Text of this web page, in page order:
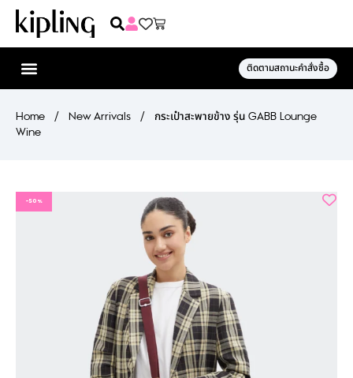
ติดตามสถานะคำสั่งซื้อ
Home / New Arrivals / กระเป๋าสะพายข้าง รุ่น GABB Lounge
Wine
-50%